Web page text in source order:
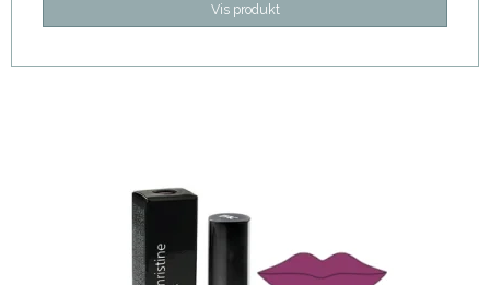
Vis produkt